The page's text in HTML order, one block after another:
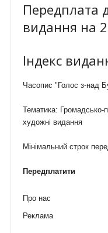
Передплата
видання на
Індекс
Часопис "Голос з-над
Тематика: Громадсько-
художні видання
Мінімальний строк
Передплатити
Про нас
Реклама